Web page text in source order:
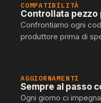
COMPATIBILITÀ
Controllata pezzo
Confrontiamo ogni
produttore prima di
AGGIORNAMENTI
Sempre al passo
Ogni giorno ci